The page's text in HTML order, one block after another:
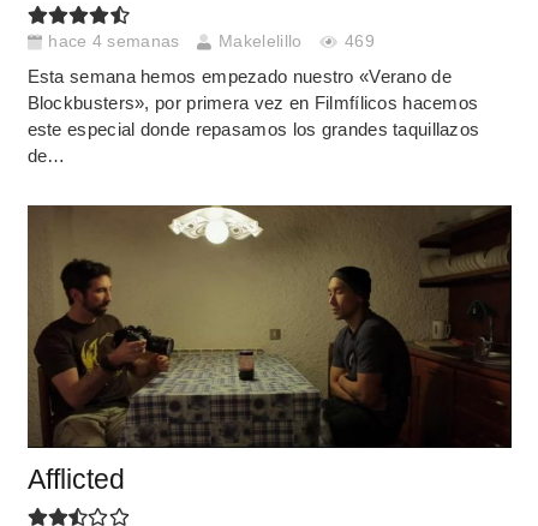
hace 4 semanas Makelelillo 469
Esta semana hemos empezado nuestro «Verano de
Blockbusters», por primera vez en Filmfílicos hacemos
este especial donde repasamos los grandes taquillazos
de…
Afflicted